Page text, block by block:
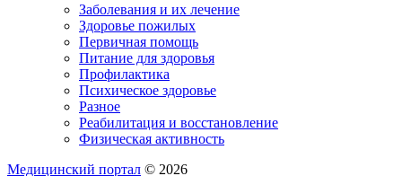
Заболевания и их лечение
Здоровье пожилых
Первичная помощь
Питание для здоровья
Профилактика
Психическое здоровье
Разное
Реабилитация и восстановление
Физическая активность
Медицинский портал © 2026